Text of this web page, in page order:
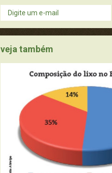
Dicas úteis
Filmes, Livros e Música
Fotografia
Guru dos curiosos
Meio Ambiente e Sustentabilidade
Moda e Estética
Mundo Vivo
veja também